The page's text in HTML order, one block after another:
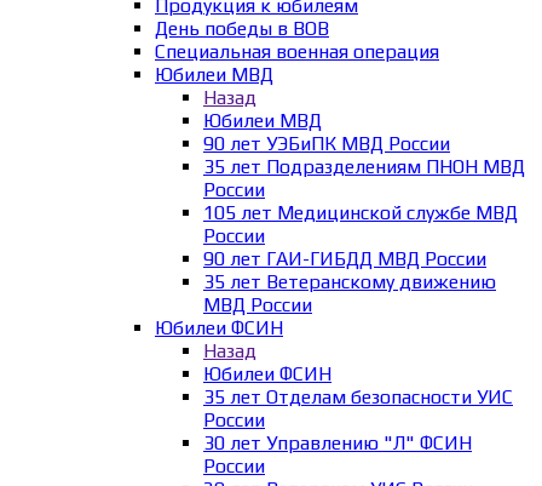
Продукция к юбилеям
День победы в ВОВ
Специальная военная операция
Юбилеи МВД
Назад
Юбилеи МВД
90 лет УЭБиПК МВД России
35 лет Подразделениям ПНОН МВД
России
105 лет Медицинской службе МВД
России
90 лет ГАИ-ГИБДД МВД России
35 лет Ветеранскому движению
МВД России
Юбилеи ФСИН
Назад
Юбилеи ФСИН
35 лет Отделам безопасности УИС
России
30 лет Управлению "Л" ФСИН
России